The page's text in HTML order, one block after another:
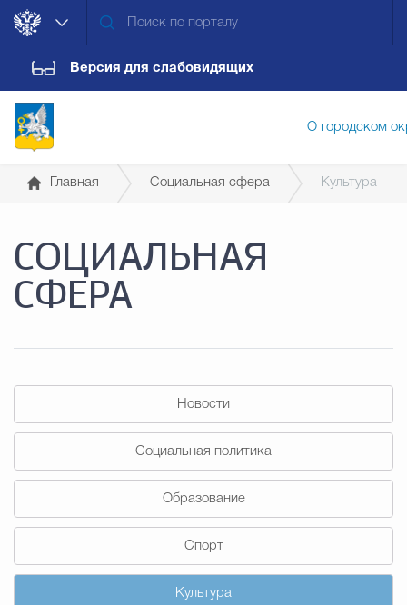
Версия для слабовидящих
О городском
Дума городского округа
Новости Обращения граждан
Муниципальная
Городская среда Социальная
Главная Социальная сфера Культура
СОЦИАЛЬНАЯ
СФЕРА
Новости
Социальная политика
Образование
Спорт
Культура